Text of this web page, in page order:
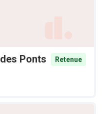
Ponts
Retenue